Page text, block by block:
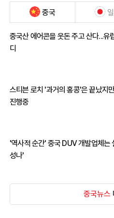
중국
중국산 에어콘을 웃돈 주고 산다...유
디
스티븐 로치 '과거의 홍콩'은 끝났지
진행중
'역사적 순간' 중국 DUV 개발업체는
성나'
중국뉴스